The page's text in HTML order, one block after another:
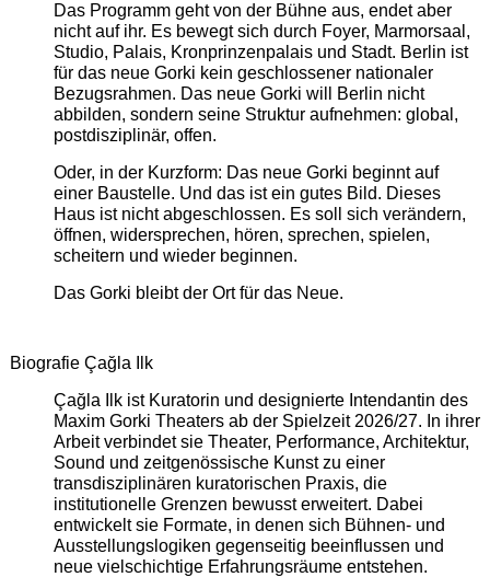
Das Programm geht von der Bühne aus, endet aber
nicht auf ihr. Es bewegt sich durch Foyer, Marmorsaal,
Studio, Palais, Kronprinzenpalais und Stadt. Berlin ist
für das neue Gorki kein geschlossener nationaler
Bezugsrahmen. Das neue Gorki will Berlin nicht
abbilden, sondern seine Struktur aufnehmen: global,
postdisziplinär, offen.
Oder, in der Kurzform: Das neue Gorki beginnt auf
einer Baustelle. Und das ist ein gutes Bild. Dieses
Haus ist nicht abgeschlossen. Es soll sich verändern,
öffnen, widersprechen, hören, sprechen, spielen,
scheitern und wieder beginnen.
Das Gorki bleibt der Ort für das Neue.
Biografie Çağla Ilk
Çağla Ilk ist Kuratorin und designierte Intendantin des
Maxim Gorki Theaters ab der Spielzeit 2026/27. In ihrer
Arbeit verbindet sie Theater, Performance, Architektur,
Sound und zeitgenössische Kunst zu einer
transdisziplinären kuratorischen Praxis, die
institutionelle Grenzen bewusst erweitert. Dabei
entwickelt sie Formate, in denen sich Bühnen- und
Ausstellungslogiken gegenseitig beeinflussen und
neue vielschichtige Erfahrungsräume entstehen.